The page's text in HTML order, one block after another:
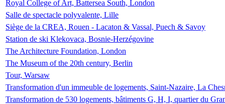
Royal College of Art, Battersea South, London
Salle de spectacle polyvalente, Lille
Siège de la CREA, Rouen - Lacaton & Vassal, Puech & Savoy
Station de ski Klekovaca, Bosnie-Herzégovine
The Architecture Foundation, London
The Museum of the 20th century, Berlin
Tour, Warsaw
Transformation d'un immeuble de logements, Saint-Nazaire, La
Transformation de 530 logements, bâtiments G, H, I, quartier du